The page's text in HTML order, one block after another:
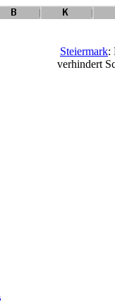
Steiermark:
verhindert